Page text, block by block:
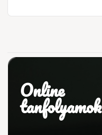
Online
tanfolyamok